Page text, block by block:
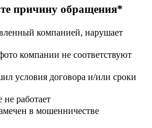
причину обращения*
компанией, нарушает
компании не соответствуют
условия договора и/или сроки
работает
в мошенничестве